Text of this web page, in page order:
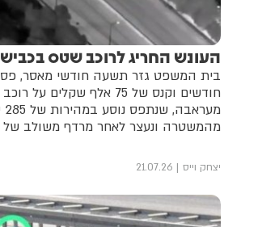
העונש החריג לרוכב שטס בכביש
מהמשטרה ונעצר לאחר מרדף משולב
יצחק וייס 21.07.26